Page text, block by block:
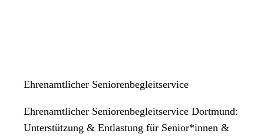
Ehrenamtlicher Seniorenbegleitservice
Ehrenamtlicher Seniorenbegleitservice Dortmund:
Unterstützung & Entlastung für Senior*innen &